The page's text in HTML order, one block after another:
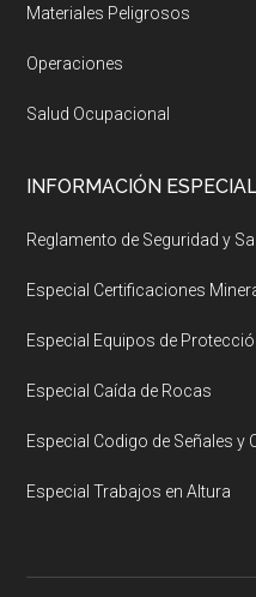
Materiales Peligrosos
Operaciones
Salud Ocupacional
INFORMACIÓN
Reglamento de Seguridad y
Especial Certificaciones
Especial Equipos de
Especial Caída de Rocas
Especial Codigo de Señales y
Especial Trabajos en Altura